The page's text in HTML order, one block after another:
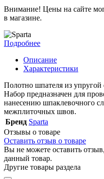
Внимание! Цены на сайте
в магазине.
Подробнее
Описание
Характеристики
Полотно шпателя из упругой
Набор предназначен для
нанесению шпаклевочного
межплиточных швов.
Бренд Sparta
Отзывы о товаре
Оставить отзыв о товаре
Вы не можете оставить
данный товар.
Другие товары раздела